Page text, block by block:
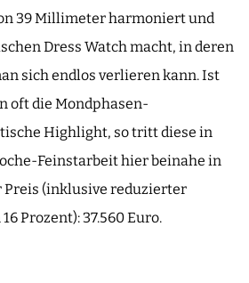
39 Millimeter harmoniert und
Dress Watch macht, in deren
sich endlos verlieren kann. Ist
oft die Mondphasen-
Highlight, so tritt diese in
Feinstarbeit hier beinahe in
(inklusive reduzierter
Prozent): 37.560 Euro.